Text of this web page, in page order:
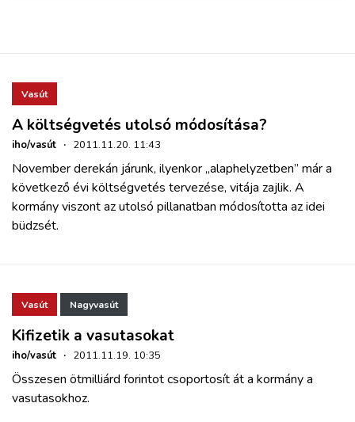
Vasút
A költségvetés utolsó módosítása?
iho/vasút · 2011.11.20. 11:43
November derekán járunk, ilyenkor „alaphelyzetben” már a
következő évi költségvetés tervezése, vitája zajlik. A
kormány viszont az utolsó pillanatban módosította az idei
büdzsét.
Vasút Nagyvasút
Kifizetik a vasutasokat
iho/vasút · 2011.11.19. 10:35
Összesen ötmilliárd forintot csoportosít át a kormány a
vasutasokhoz.